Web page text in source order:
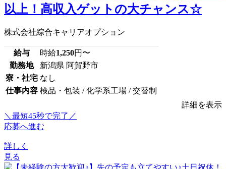
以上！高収入ゲットの大チャンス☆
株式会社綜合キャリアオプション
給与 時給1,250円〜
勤務地
新潟県 阿賀野市
寮・社宅 なし
仕事内容 検品・包装 / 化学系工場 / 交替制
詳細を表示
＼最短45秒で完了／
応募へ進む
詳しく
見る